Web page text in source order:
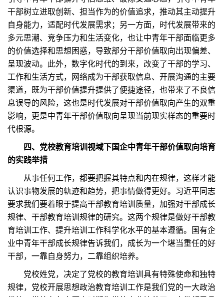
干部树立进取创新、担当作为的价值追求，推动其主动提升
自身能力，适配时代发展需求；另一方面，时代发展带来的
多元思潮、竞争压力和生活变化，也让中青年干部面临更多
的价值选择和思想困惑，导致部分干部价值取向出现偏差、
呈现波动。此外，数字化时代的到来，改变了干部的学习、
工作和生活方式，网络成为干部获取信息、开展沟通的主要
渠道，既为干部价值提升提供了便捷途径，也带来了不良信
息误导的风险，这也是时代发展对干部价值取向产生的双重
影响，更是中青年干部价值取向呈现当前现实样态的重要时
代根源。
四、党校教育培训视域下国企中青年干部价值取向培育
的实践举措
从事任何工作，都要把握其特点和内在规律，这样才能
认识事物发展的轨迹和趋势，把事情做得更好。习近平同志
要求我们要着眼于提高干部教育培训质量，加强对干部成长
规律、干部教育培训规律的研究。这两个规律是做好干部教
育培训工作、提升培训工作科学化水平的基本遵循。国有企
业中青年干部成长规律告诉我们，成长为一个堪当重任的好
干部，一靠自身努力，二靠组织培养。
党校姓党，决定了党校的教育培训具有特殊使命和独特
规律，党校开展思想政治教育培训工作是我们党的一大政治